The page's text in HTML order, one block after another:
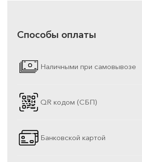
Способы оплаты
Наличными при самовывозе
QR кодом (СБП)
Банковской картой